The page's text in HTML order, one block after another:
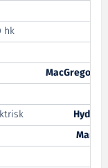
hk
MacGregor